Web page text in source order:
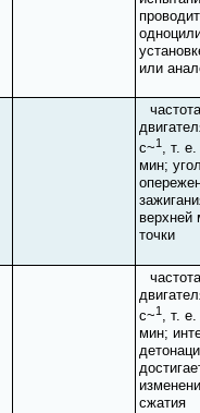
или
с~1, т. е.
мин;
верхней
точки
с~1, т. е.
мин;
сжатия